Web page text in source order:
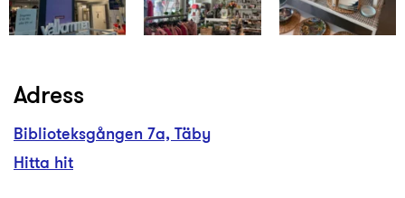
Adress
Biblioteksgången 7a, Täby
Hitta hit